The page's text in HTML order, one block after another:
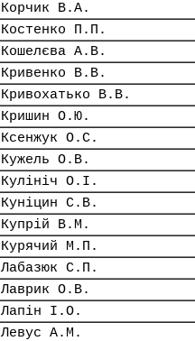
Корчик В.А.
Костенко П.П.
Кошелєва А.В.
Кривенко В.В.
Кривохатько В.В.
Кришин О.Ю.
Ксенжук О.С.
Кужель О.В.
Кулініч О.І.
Куніцин С.В.
Купрій В.М.
Курячий М.П.
Лабазюк С.П.
Лаврик О.В.
Лапін І.О.
Левус А.М.